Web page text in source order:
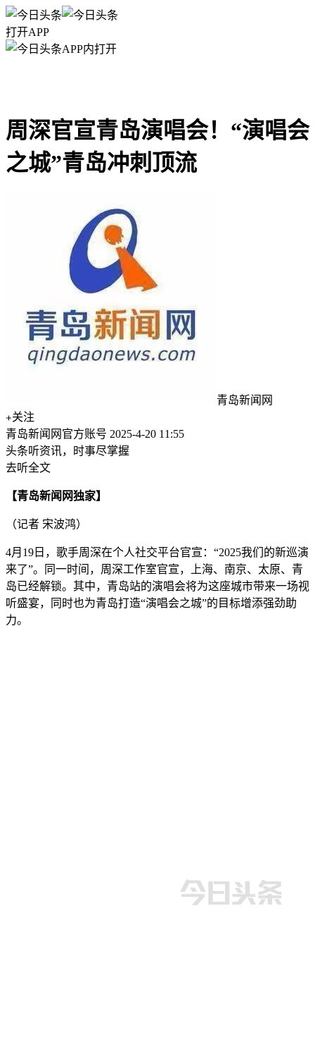
打开APP
APP内打开
周深官宣青岛演唱会！“演唱会
之城”青岛冲刺顶流
青岛新闻网
关注
青岛新闻网官方账号 2025-4-20 11:55
头条听资讯，时事尽掌握
去听全文
【青岛新闻网独家】
（记者 宋波鸿）
4月19日，歌手周深在个人社交平台官宣：“2025我们的新巡演
来了”。同一时间，周深工作室官宣，上海、南京、太原、青
岛已经解锁。其中，青岛站的演唱会将为这座城市带来一场视
听盛宴，同时也为青岛打造“演唱会之城”的目标增添强劲助
力。